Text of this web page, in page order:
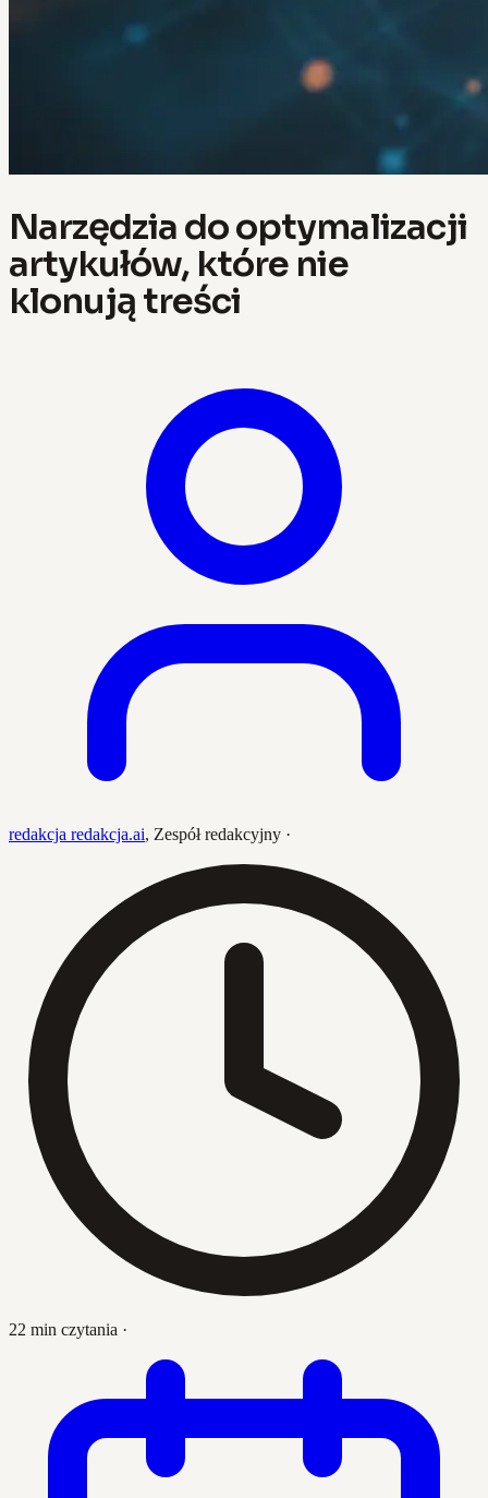
Narzędzia do optymalizacji
artykułów, które nie
klonują treści
redakcja redakcja.ai, Zespół redakcyjny ·
22 min czytania ·